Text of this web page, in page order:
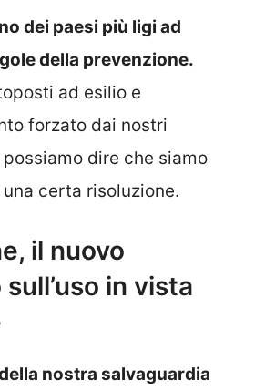
dei paesi più ligi ad
della prevenzione.
ad esilio e
forzato dai nostri
dire che siamo
certa risoluzione.
il nuovo
in vista
nostra salvaguardia